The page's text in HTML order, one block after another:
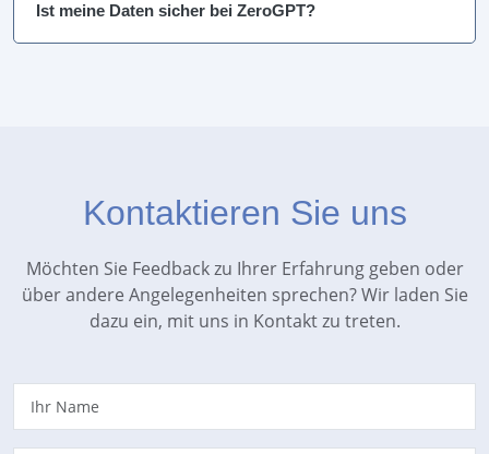
Ist meine Daten sicher bei ZeroGPT?
Kontaktieren Sie uns
Möchten Sie Feedback zu Ihrer Erfahrung geben oder
über andere Angelegenheiten sprechen? Wir laden Sie
dazu ein, mit uns in Kontakt zu treten.